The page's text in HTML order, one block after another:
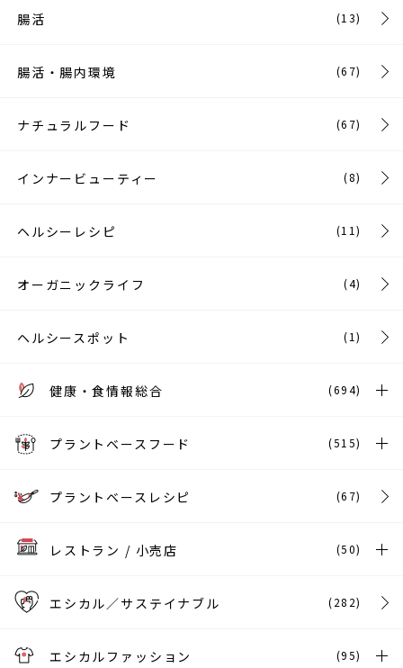
腸活 (13)
腸活・腸内環境 (67)
ナチュラルフード (67)
インナービューティー (8)
ヘルシーレシピ (11)
オーガニックライフ (4)
ヘルシースポット (1)
健康・食情報総合 (694)
プラントベースフード (515)
プラントベースレシピ (67)
レストラン / 小売店 (50)
エシカル／サステイナブル (282)
エシカルファッション (95)